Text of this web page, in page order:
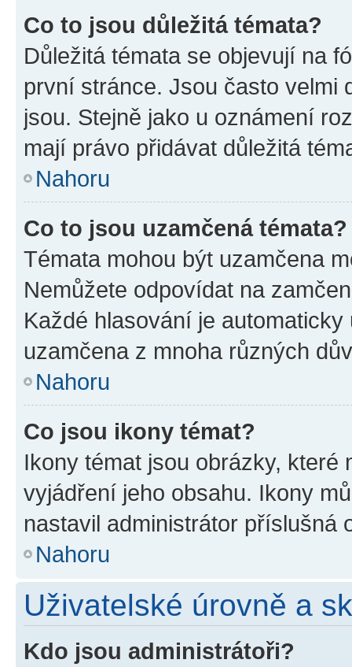
Co to jsou důležitá témata?
Důležitá témata se objevují na
první stránce. Jsou často velmi
jsou. Stejně jako u oznámení
mají právo přidávat důležitá
Nahoru
Co to jsou uzamčená témata?
Témata mohou být uzamčena
Nemůžete odpovídat na
Každé hlasování je
uzamčena z mnoha různých
Nahoru
Co jsou ikony témat?
Ikony témat jsou obrázky,
vyjádření jeho obsahu. Ikony
nastavil administrátor příslušná
Nahoru
Uživatelské úrovně a
Kdo jsou administrátoři?